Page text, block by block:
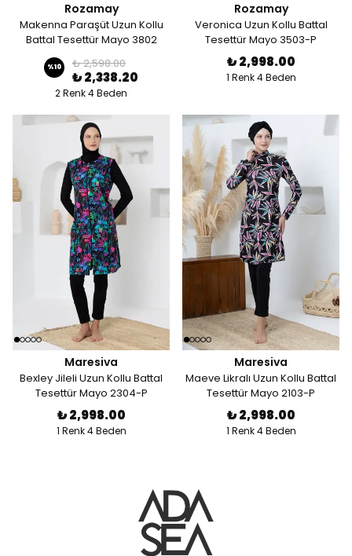
Rozamay
Makenna Paraşüt Uzun Kollu
Battal Tesettür Mayo 3802
%10 ₺ 2,598.00
₺ 2,338.20
2 Renk 4 Beden
Rozamay
Veronica Uzun Kollu Battal
Tesettür Mayo 3503-P
₺ 2,998.00
1 Renk 4 Beden
Maresiva
Bexley Jileli Uzun Kollu Battal
Tesettür Mayo 2304-P
₺ 2,998.00
1 Renk 4 Beden
Maresiva
Maeve Likralı Uzun Kollu Battal
Tesettür Mayo 2103-P
₺ 2,998.00
1 Renk 4 Beden